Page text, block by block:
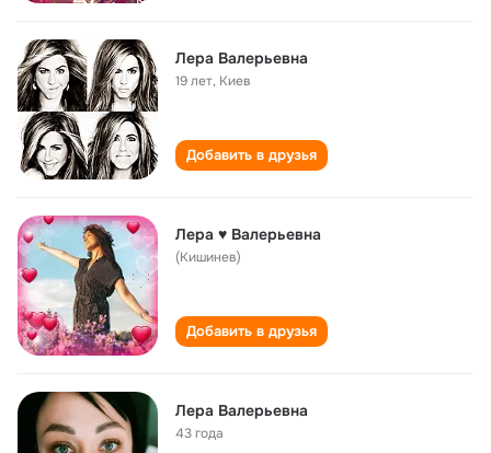
Лера Валерьевна
19 лет, Киев
Добавить в друзья
Лера ♥ Валерьевна
(Кишинев)
Добавить в друзья
Лера Валерьевна
43 года